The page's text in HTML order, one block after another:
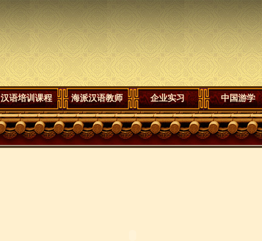
汉语培训课程 海派汉语教师 企业实习 中国游学